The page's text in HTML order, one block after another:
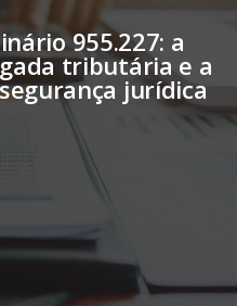
955.227: a
tributária e a
jurídica